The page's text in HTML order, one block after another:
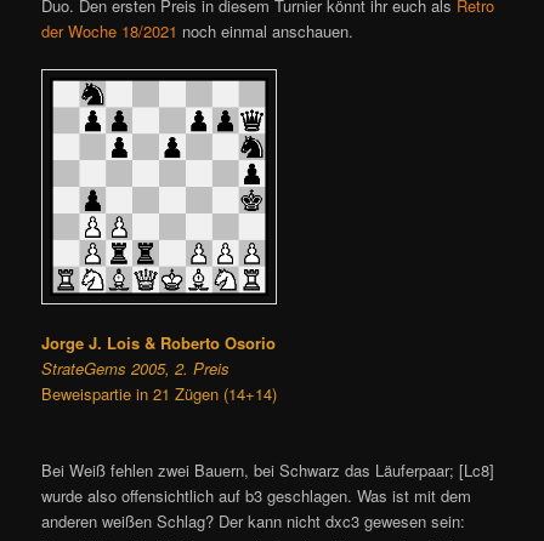
a
t
i
Duo. Den ersten Preis in diesem Turnier könnt ihr euch als Retro
der Woche 18/2021 noch einmal anschauen.
Jorge J. Lois & Roberto Osorio
StrateGems 2005, 2. Preis
Beweispartie in 21 Zügen (14+14)
Bei Weiß fehlen zwei Bauern, bei Schwarz das Läuferpaar; [Lc8]
wurde also offensichtlich auf b3 geschlagen. Was ist mit dem
anderen weißen Schlag? Der kann nicht dxc3 gewesen sein: